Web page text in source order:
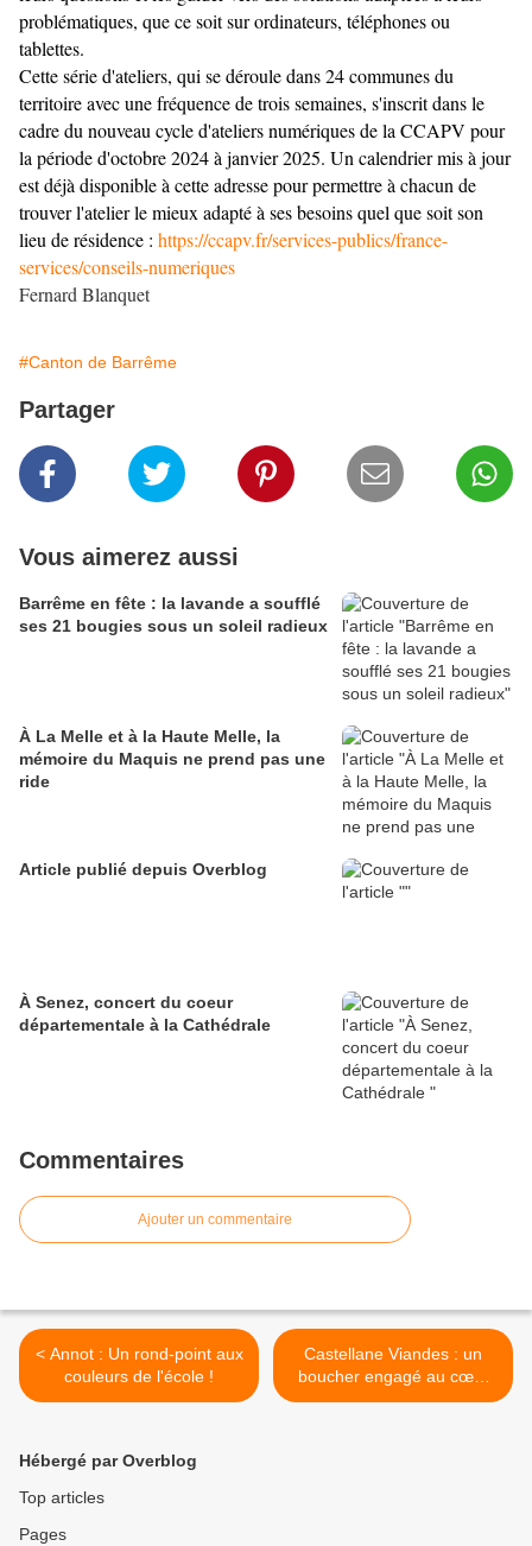
problématiques, que ce soit sur ordinateurs, téléphones ou
tablettes.
Cette série d'ateliers, qui se déroule dans 24 communes du
territoire avec une fréquence de trois semaines, s'inscrit dans le
cadre du nouveau cycle d'ateliers numériques de la CCAPV pour
la période d'octobre 2024 à janvier 2025. Un calendrier mis à jour
est déjà disponible à cette adresse pour permettre à chacun de
trouver l'atelier le mieux adapté à ses besoins quel que soit son
lieu de résidence : https://ccapv.fr/services-publics/france-
services/conseils-numeriques
Fernard Blanquet
#Canton de Barrême
Partager
Vous aimerez aussi
Barrême en fête : la lavande a soufflé
ses 21 bougies sous un soleil radieux
À La Melle et à la Haute Melle, la
mémoire du Maquis ne prend pas une
ride
Article publié depuis Overblog
À Senez, concert du coeur
départementale à la Cathédrale
Commentaires
Ajouter un commentaire
< Annot : Un rond-point aux
couleurs de l'école !
Castellane Viandes : un
boucher engagé au cœur
de l'économie locale >
Hébergé par Overblog
Top articles
Pages